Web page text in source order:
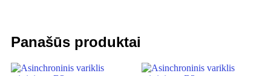
Panašūs produktai